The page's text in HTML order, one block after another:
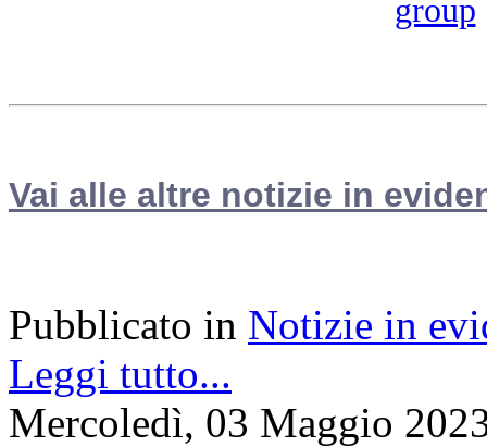
Vai alle altre notizie in
Pubblicato in Notizie in
Leggi tutto...
Mercoledì, 03 Maggio